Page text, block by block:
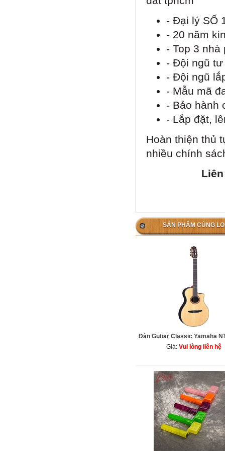
- Đại lý SỐ
- 20 năm
- Top 3 nhà
- Đội ngũ tư
- Đội ngũ
- Mẫu mã
- Bảo hành
- Lắp đặt,
Hoàn thiện thủ
nhiều chính
SẢN PHẨM CÙNG
Đàn Gutiar Classic Yamaha
Giá: Vui lòng liên hệ